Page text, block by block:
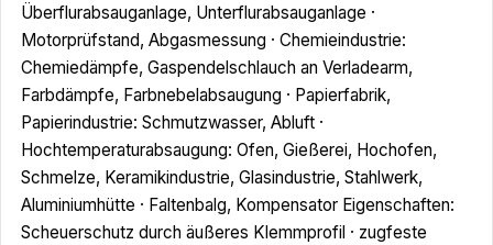
Überflurabsauganlage, Unterflurabsauganlage ·
Motorprüfstand, Abgasmessung · Chemieindustrie:
Chemiedämpfe, Gaspendelschlauch an Verladearm,
Farbdämpfe, Farbnebelabsaugung · Papierfabrik,
Papierindustrie: Schmutzwasser, Abluft ·
Hochtemperaturabsaugung: Ofen, Gießerei, Hochofen,
Schmelze, Keramikindustrie, Glasindustrie, Stahlwerk,
Aluminiumhütte · Faltenbalg, Kompensator Eigenschaften:
Scheuerschutz durch äußeres Klemmprofil · zugfeste